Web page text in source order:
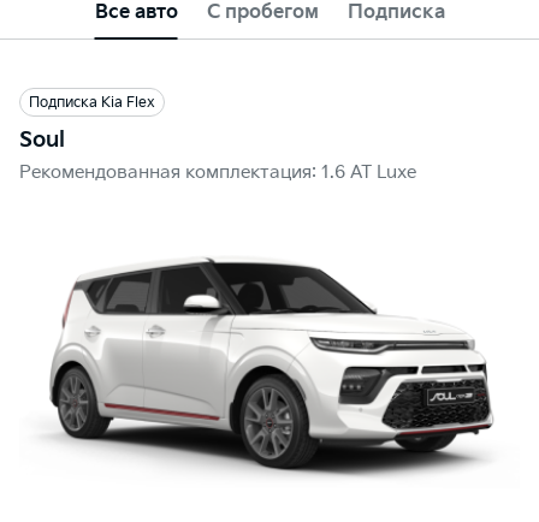
Все авто С пробегом Подписка
Подписка Kia Flex
Soul
Рекомендованная комплектация: 1.6 AT Luxe